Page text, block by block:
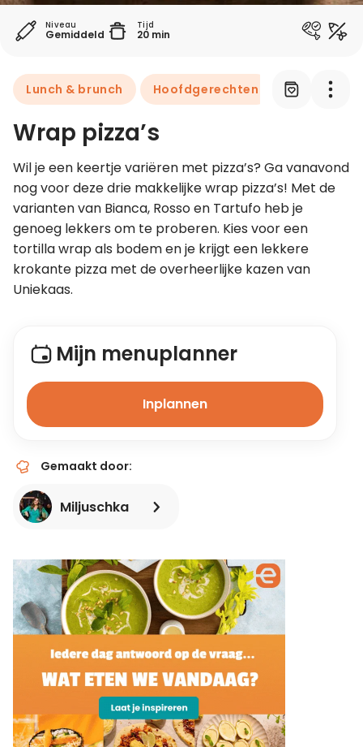
Leer koken als een chef
Kooktips & blogs
Niveau
Gemiddeld
Tijd
20 min
Lunch & brunch Hoofdgerechten
Wrap pizza’s
Wil je een keertje variëren met pizza’s? Ga vanavond
nog voor deze drie makkelijke wrap pizza’s! Met de
varianten van Bianca, Rosso en Tartufo heb je
genoeg lekkers om te proberen. Kies voor een
tortilla wrap als bodem en je krijgt een lekkere
krokante pizza met de overheerlijke kazen van
Uniekaas.
Mijn menuplanner
Inplannen
Gemaakt door:
Miljuschka